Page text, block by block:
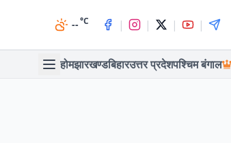
--°C | | | |
होमझारखण्डबिहारउत्तर प्रदेशपश्चिम बंगाल